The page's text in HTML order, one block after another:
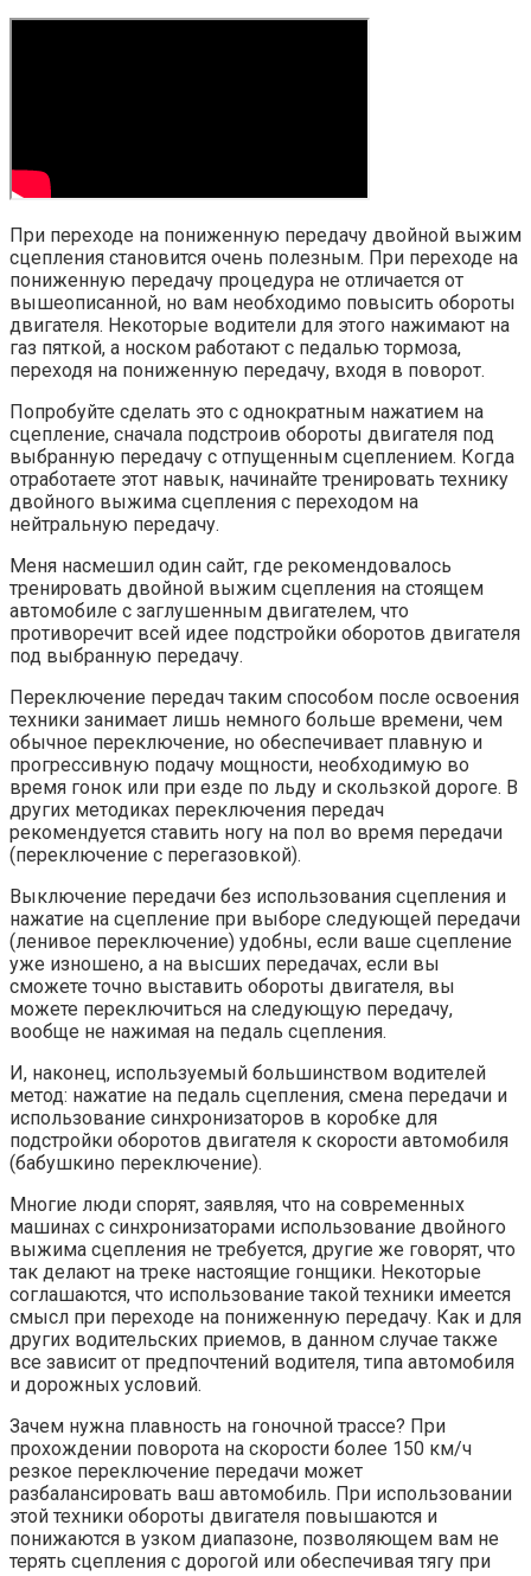
При переходе на пониженную передачу двойной выжим
сцепления становится очень полезным. При переходе на
пониженную передачу процедура не отличается от
вышеописанной, но вам необходимо повысить обороты
двигателя. Некоторые водители для этого нажимают на
газ пяткой, а носком работают с педалью тормоза,
переходя на пониженную передачу, входя в поворот.
Попробуйте сделать это с однократным нажатием на
сцепление, сначала подстроив обороты двигателя под
выбранную передачу с отпущенным сцеплением. Когда
отработаете этот навык, начинайте тренировать технику
двойного выжима сцепления с переходом на
нейтральную передачу.
Меня насмешил один сайт, где рекомендовалось
тренировать двойной выжим сцепления на стоящем
автомобиле с заглушенным двигателем, что
противоречит всей идее подстройки оборотов двигателя
под выбранную передачу.
Переключение передач таким способом после освоения
техники занимает лишь немного больше времени, чем
обычное переключение, но обеспечивает плавную и
прогрессивную подачу мощности, необходимую во
время гонок или при езде по льду и скользкой дороге. В
других методиках переключения передач
рекомендуется ставить ногу на пол во время передачи
(переключение с перегазовкой).
Выключение передачи без использования сцепления и
нажатие на сцепление при выборе следующей передачи
(ленивое переключение) удобны, если ваше сцепление
уже изношено, а на высших передачах, если вы
сможете точно выставить обороты двигателя, вы
можете переключиться на следующую передачу,
вообще не нажимая на педаль сцепления.
И, наконец, используемый большинством водителей
метод: нажатие на педаль сцепления, смена передачи и
использование синхронизаторов в коробке для
подстройки оборотов двигателя к скорости автомобиля
(бабушкино переключение).
Многие люди спорят, заявляя, что на современных
машинах с синхронизаторами использование двойного
выжима сцепления не требуется, другие же говорят, что
так делают на треке настоящие гонщики. Некоторые
соглашаются, что использование такой техники имеется
смысл при переходе на пониженную передачу. Как и для
других водительских приемов, в данном случае также
все зависит от предпочтений водителя, типа автомобиля
и дорожных условий.
Зачем нужна плавность на гоночной трассе? При
прохождении поворота на скорости более 150 км/ч
резкое переключение передачи может
разбалансировать ваш автомобиль. При использовании
этой техники обороты двигателя повышаются и
понижаются в узком диапазоне, позволяющем вам не
терять сцепления с дорогой или обеспечивая тягу при